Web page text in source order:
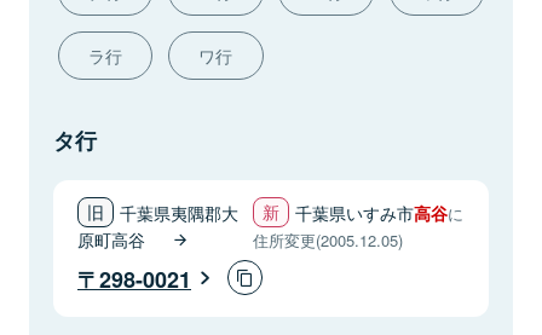
ラ行 ワ行
タ行
千葉県夷隅郡大
原町高谷
千葉県いすみ市高谷に
住所変更(2005.12.05)
298-0021